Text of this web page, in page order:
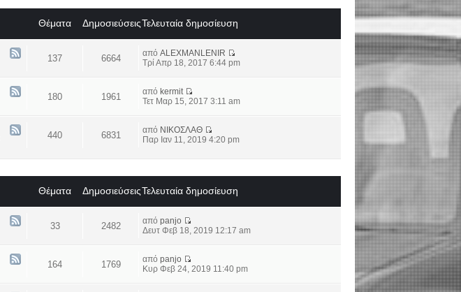
Θέματα ΔημοσιεύσειςΤελευταία δημοσίευση
137 6664 απόALEXMANLENIR
Τρί Απρ 18, 2017 6:44 pm
180 1961 από kermit
Τετ Μαρ 15, 2017 3:11 am
440 6831 από ΝΙΚΟΣΛΑΘ
Παρ Ιαν 11, 2019 4:20 pm
Θέματα ΔημοσιεύσειςΤελευταία δημοσίευση
33 2482 απόpanjo
Δευτ Φεβ 18, 2019 12:17 am
164 1769 απόpanjo
Κυρ Φεβ 24, 2019 11:40 pm